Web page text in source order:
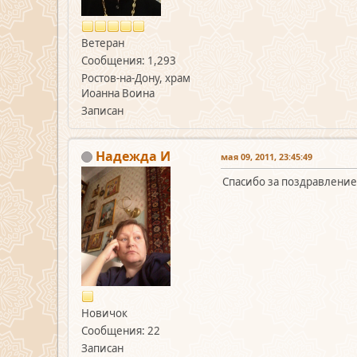
Ветеран
Сообщения: 1,293
Ростов-на-Дону, храм
Иоанна Воина
Записан
Надежда И
Новичок
Сообщения: 22
Записан
мая 09, 2011, 23:45:49
Спасибо за